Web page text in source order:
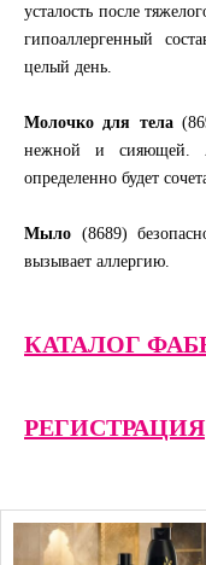
усталость после
гипоаллергенный
целый день.
Молочко для тела
нежной и сияющей.
определенно будет
Мыло (8689)
вызывает аллергию.
КАТАЛОГ
РЕГИСТРАЦИЯ